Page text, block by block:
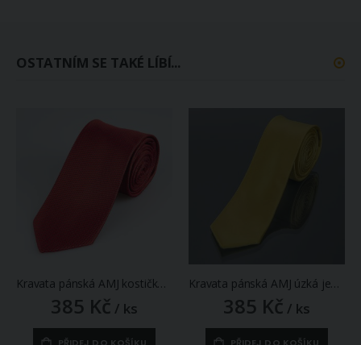
OSTATNÍM SE TAKÉ LÍBÍ...
Kravata pánská AMJ kostičkovaná KU1762, červená
385 Kč / ks
PŘIDEJ DO KOŠÍKU
Kravata pánská AMJ úzká jednobarevná KI0005, žlutá
385 Kč / ks
PŘIDEJ DO KOŠÍKU